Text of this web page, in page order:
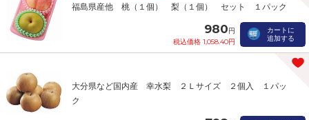
福島県産他 桃（１個） 梨（１個） セット １パック
980円
税込価格 1,058.40円
カートに
追加する
大分県など国内産 幸水梨 ２Ｌサイズ ２個入 １パッ
ク